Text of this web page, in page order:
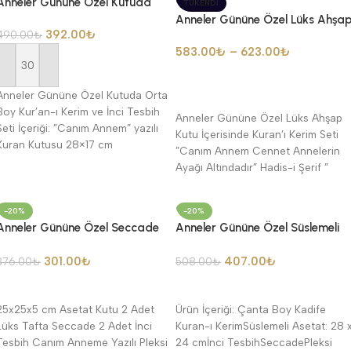
Seti
₺ 392.00₺
Sepete Ekle
Gününe Özel Kutuda Orta
Kur’an-ı Kerim ve İnci Tesbih
İçeriği: ”Canım Annem” yazılı
Kutusu 28×17 cm
TÜKENDI
Anneler Gününe Özel Lüks
583.00₺ – 623.00₺
Anneler Gününe Özel Lüks Ahşap
Kutu İçerisinde Kuran’ı Kerim Seti
”Canım Annem Cennet Annelerin
Ayağı Altındadır” Hadis-i Şerif ”
-20%
Gününe Özel Seccade
₺ 301.00₺
cm Asetat Kutu 2 Adet
Tafta Seccade 2 Adet İnci
Canım Anneme Yazılı Pleksi
-20%
Anneler Gününe Özel Süslemeli
Kerim seti
508.00₺ 407.00₺
Ürün İçeriği: Çanta Boy Kadife
Kuran-ı KerimSüslemeli Asetat: 28
24 cmİnci TesbihSeccadePleksi